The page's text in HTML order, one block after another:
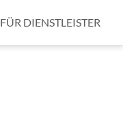
FÜR DIENSTLEISTER